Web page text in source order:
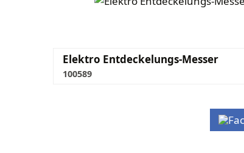
Elektro Entdeckelungs-Messer
100589